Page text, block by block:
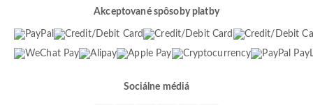
Akceptované spôsoby platby
Sociálne médiá